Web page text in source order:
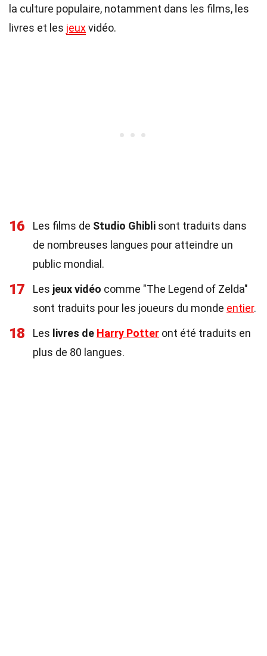
la culture populaire, notamment dans les films, les
livres et les jeuxvidéo.
16 Les films de Studio Ghibli sont traduits dans
de nombreuses langues pour atteindre un
public mondial.
17 Les jeux vidéo comme "The Legend of Zelda"
sont traduits pour les joueurs du monde entier.
18 Les livres de Harry Potter ont été traduits en
plus de 80 langues.